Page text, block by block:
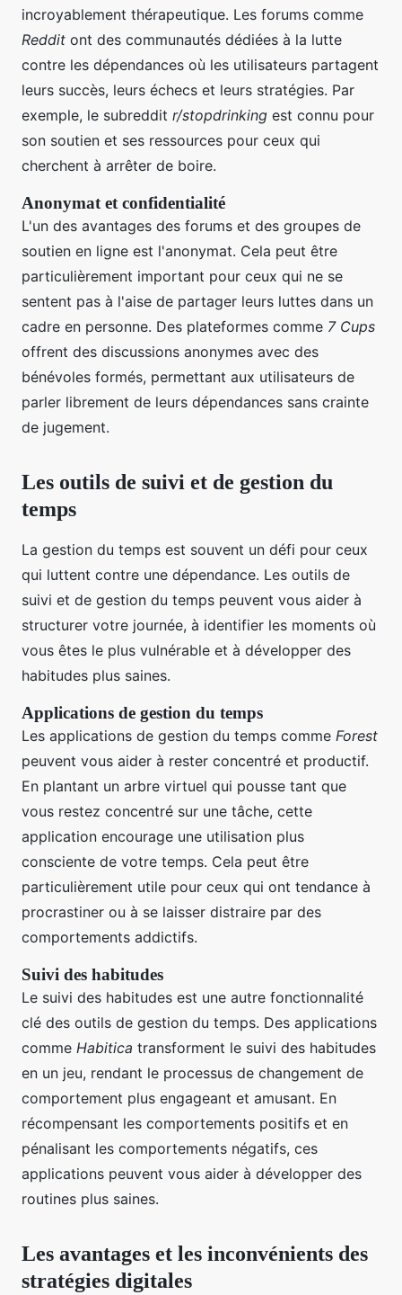
incroyablement thérapeutique. Les forums comme
Reddit ont des communautés dédiées à la lutte
contre les dépendances où les utilisateurs partagent
leurs succès, leurs échecs et leurs stratégies. Par
exemple, le subreddit r/stopdrinking est connu pour
son soutien et ses ressources pour ceux qui
cherchent à arrêter de boire.
Anonymat et confidentialité
L'un des avantages des forums et des groupes de
soutien en ligne est l'anonymat. Cela peut être
particulièrement important pour ceux qui ne se
sentent pas à l'aise de partager leurs luttes dans un
cadre en personne. Des plateformes comme 7 Cups
offrent des discussions anonymes avec des
bénévoles formés, permettant aux utilisateurs de
parler librement de leurs dépendances sans crainte
de jugement.
Les outils de suivi et de gestion du
temps
La gestion du temps est souvent un défi pour ceux
qui luttent contre une dépendance. Les outils de
suivi et de gestion du temps peuvent vous aider à
structurer votre journée, à identifier les moments où
vous êtes le plus vulnérable et à développer des
habitudes plus saines.
Applications de gestion du temps
Les applications de gestion du temps comme Forest
peuvent vous aider à rester concentré et productif.
En plantant un arbre virtuel qui pousse tant que
vous restez concentré sur une tâche, cette
application encourage une utilisation plus
consciente de votre temps. Cela peut être
particulièrement utile pour ceux qui ont tendance à
procrastiner ou à se laisser distraire par des
comportements addictifs.
Suivi des habitudes
Le suivi des habitudes est une autre fonctionnalité
clé des outils de gestion du temps. Des applications
comme Habitica transforment le suivi des habitudes
en un jeu, rendant le processus de changement de
comportement plus engageant et amusant. En
récompensant les comportements positifs et en
pénalisant les comportements négatifs, ces
applications peuvent vous aider à développer des
routines plus saines.
Les avantages et les inconvénients des
stratégies digitales